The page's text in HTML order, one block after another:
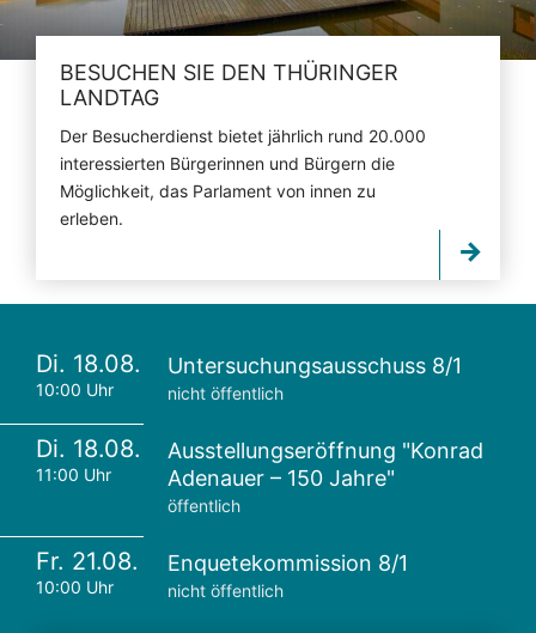
BESUCHEN SIE DEN THÜRINGER
LANDTAG
Der Besucherdienst bietet jährlich rund 20.000
interessierten Bürgerinnen und Bürgern die
Möglichkeit, das Parlament von innen zu
erleben.
Di. 18.08.
10:00 Uhr
Untersuchungsausschuss 8/1
nicht öffentlich
Di. 18.08.
11:00 Uhr
Ausstellungseröffnung "Konrad
Adenauer – 150 Jahre"
öffentlich
Fr. 21.08.
10:00 Uhr
Enquetekommission 8/1
nicht öffentlich